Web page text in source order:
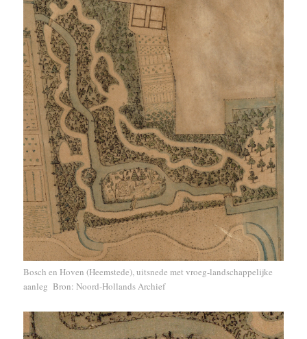
Bosch en Hoven (Heemstede), uitsnede met vroeg-landschappelijke
aanleg Bron: Noord-Hollands Archief